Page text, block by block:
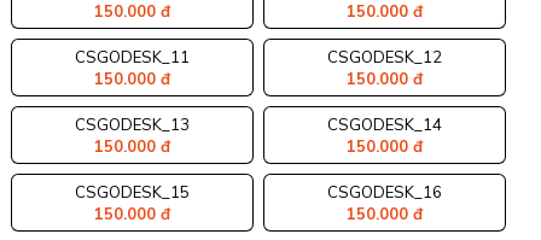
150.000 đ
150.000 đ
CSGODESK_11
150.000 đ
CSGODESK_12
150.000 đ
CSGODESK_13
150.000 đ
CSGODESK_14
150.000 đ
CSGODESK_15
150.000 đ
CSGODESK_16
150.000 đ